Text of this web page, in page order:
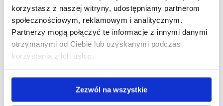
korzystasz z naszej witryny, udostępniamy partnerom
społecznościowym, reklamowym i analitycznym.
Partnerzy mogą połączyć te informacje z innymi danymi
otrzymanymi od Ciebie lub uzyskanymi podczas
korzystania z ich usług.
Zezwól na wszystkie